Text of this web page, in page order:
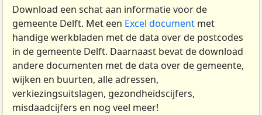
Download een schat aan informatie voor de
gemeente Delft. Met een Excel document met
handige werkbladen met de data over de postcodes
in de gemeente Delft. Daarnaast bevat de download
andere documenten met de data over de gemeente,
wijken en buurten, alle adressen,
verkiezingsuitslagen, gezondheidscijfers,
misdaadcijfers en nog veel meer!